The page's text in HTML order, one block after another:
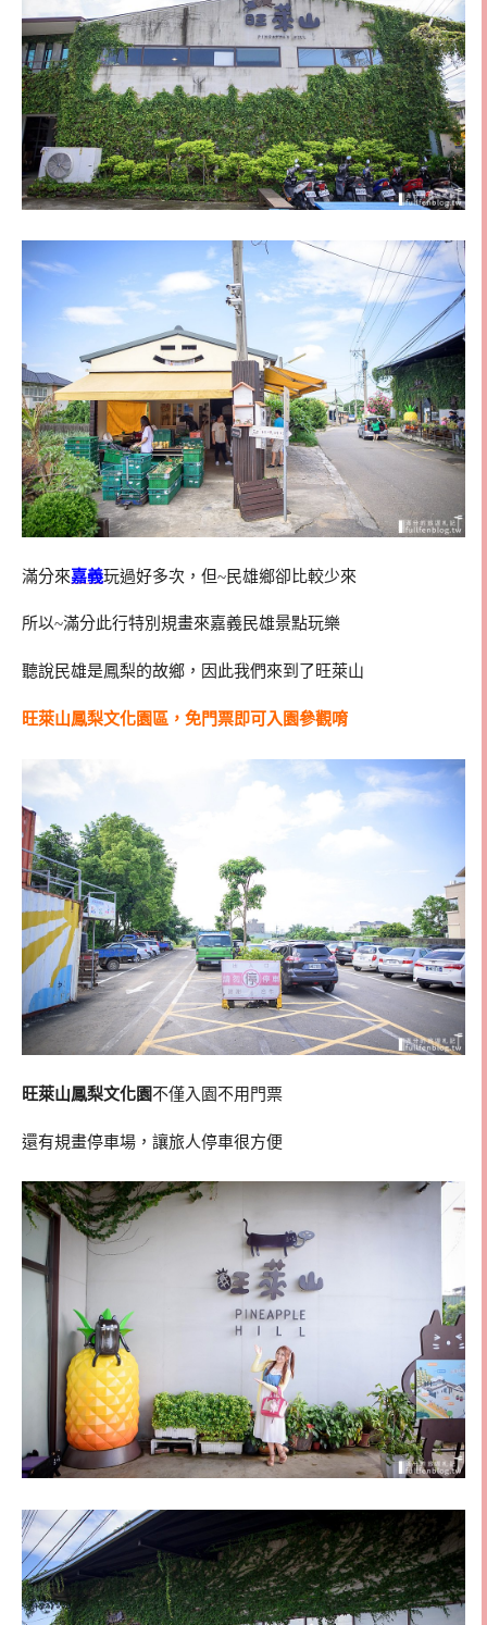
滿分來嘉義玩過好多次，但~民雄鄉卻比較少來
所以~滿分此行特別規畫來嘉義民雄景點玩樂
聽說民雄是鳳梨的故鄉，因此我們來到了旺萊山
旺萊山鳳梨文化園區，免門票即可入園參觀唷
旺萊山鳳梨文化園不僅入園不用門票
還有規畫停車場，讓旅人停車很方便